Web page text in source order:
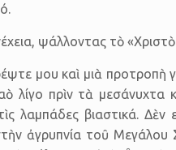
ψάλλοντας τὸ
μου καὶ μιὰ
λίγο πρὶν τὰ μεσάνυχτα
λαμπάδες βιαστικά.
ἀγρυπνία τοῦ Μεγά­λου